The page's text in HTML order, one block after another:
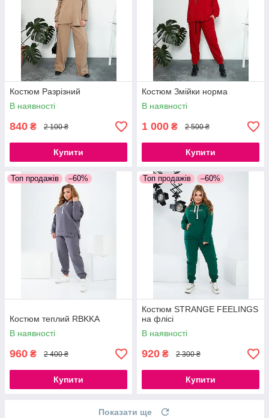
Костюм Разрізний
В наявності
840 ₴ 2 100 ₴
Купити
Костюм Змійки норма
В наявності
1 000 ₴ 2 500 ₴
Купити
Топ продажів –60%
Костюм теплий RBKKA
В наявності
960 ₴ 2 400 ₴
Купити
Топ продажів –60%
Костюм STRANGE FEELINGS
на флісі
В наявності
920 ₴ 2 300 ₴
Купити
Показати ще